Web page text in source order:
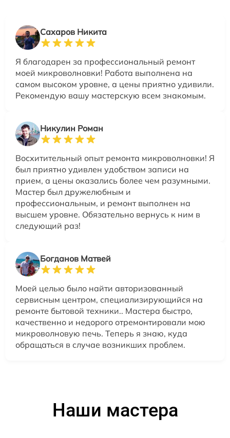
Сахаров Никита
Я благодарен за профессиональный ремонт
моей микроволновки! Работа выполнена на
самом высоком уровне, а цены приятно удивили.
Рекомендую вашу мастерскую всем знакомым.
Никулин Роман
Восхитительный опыт ремонта микроволновки! Я
был приятно удивлен удобством записи на
прием, а цены оказались более чем разумными.
Мастер был дружелюбным и
профессиональным, и ремонт выполнен на
высшем уровне. Обязательно вернусь к ним в
следующий раз!
Богданов Матвей
Моей целью было найти авторизованный
сервисным центром, специализирующийся на
ремонте бытовой техники.. Мастера быстро,
качественно и недорого отремонтировали мою
микроволновую печь. Теперь я знаю, куда
обращаться в случае возникших проблем.
Наши мастера